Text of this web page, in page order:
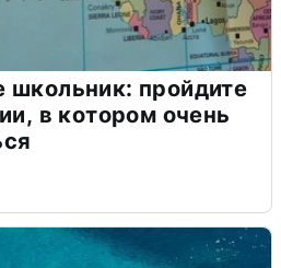
школьник: пройдите
в котором очень